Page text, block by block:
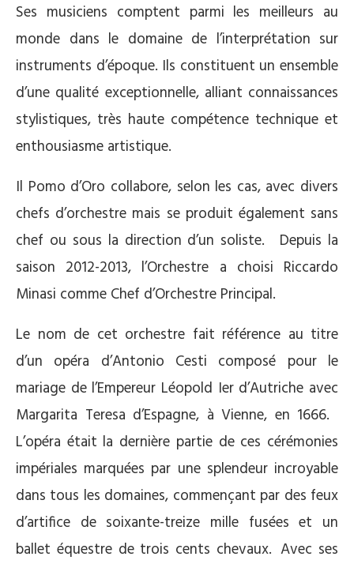
Ses musiciens comptent parmi les meilleurs au
monde dans le domaine de l’interprétation sur
instruments d’époque. Ils constituent un ensemble
d’une qualité exceptionnelle, alliant connaissances
stylistiques, très haute compétence technique et
enthousiasme artistique.
Il Pomo d’Oro collabore, selon les cas, avec divers
chefs d’orchestre mais se produit également sans
chef ou sous la direction d’un soliste. Depuis la
saison 2012-2013, l’Orchestre a choisi Riccardo
Minasi comme Chef d’Orchestre Principal.
Le nom de cet orchestre fait référence au titre
d’un opéra d’Antonio Cesti composé pour le
mariage de l’Empereur Léopold Ier d’Autriche avec
Margarita Teresa d’Espagne, à Vienne, en 1666.
L’opéra était la dernière partie de ces cérémonies
impériales marquées par une splendeur incroyable
dans tous les domaines, commençant par des feux
d’artifice de soixante-treize mille fusées et un
ballet équestre de trois cents chevaux. Avec ses